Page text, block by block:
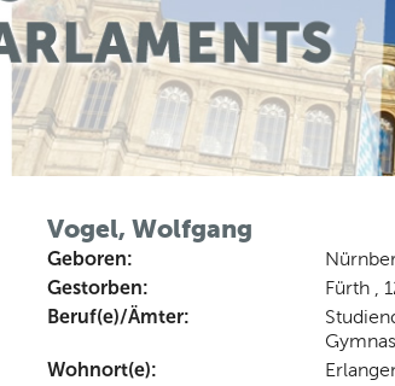
Vogel, Wolfgang
Geboren:
Gestorben: Fürth ,
Beruf(e)/Ämter:
Wohnort(e):